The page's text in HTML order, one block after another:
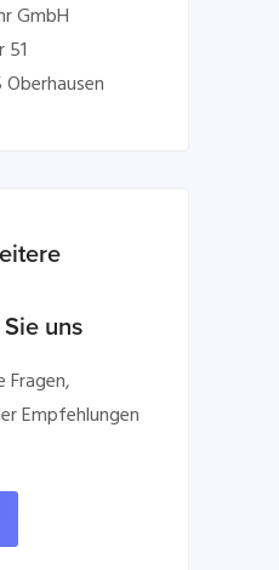
GmbH
51
uns
Fragen,
Empfehlungen